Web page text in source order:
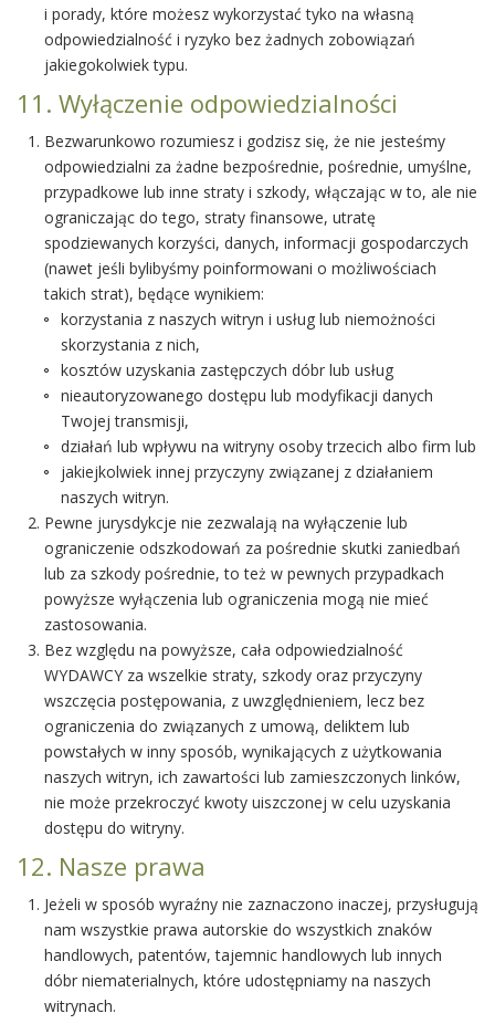
i porady, które możesz wykorzystać tyko na własną
odpowiedzialność i ryzyko bez żadnych zobowiązań
jakiegokolwiek typu.
11. Wyłączenie odpowiedzialności
Bezwarunkowo rozumiesz i godzisz się, że nie jesteśmy
odpowiedzialni za żadne bezpośrednie, pośrednie, umyślne,
przypadkowe lub inne straty i szkody, włączając w to, ale nie
ograniczając do tego, straty finansowe, utratę
spodziewanych korzyści, danych, informacji gospodarczych
(nawet jeśli bylibyśmy poinformowani o możliwościach
takich strat), będące wynikiem:
korzystania z naszych witryn i usług lub niemożności
skorzystania z nich,
kosztów uzyskania zastępczych dóbr lub usług
nieautoryzowanego dostępu lub modyfikacji danych
Twojej transmisji,
działań lub wpływu na witryny osoby trzecich albo firm lub
jakiejkolwiek innej przyczyny związanej z działaniem
naszych witryn.
Pewne jurysdykcje nie zezwalają na wyłączenie lub
ograniczenie odszkodowań za pośrednie skutki zaniedbań
lub za szkody pośrednie, to też w pewnych przypadkach
powyższe wyłączenia lub ograniczenia mogą nie mieć
zastosowania.
Bez względu na powyższe, cała odpowiedzialność
WYDAWCY za wszelkie straty, szkody oraz przyczyny
wszczęcia postępowania, z uwzględnieniem, lecz bez
ograniczenia do związanych z umową, deliktem lub
powstałych w inny sposób, wynikających z użytkowania
naszych witryn, ich zawartości lub zamieszczonych linków,
nie może przekroczyć kwoty uiszczonej w celu uzyskania
dostępu do witryny.
12. Nasze prawa
Jeżeli w sposób wyraźny nie zaznaczono inaczej, przysługują
nam wszystkie prawa autorskie do wszystkich znaków
handlowych, patentów, tajemnic handlowych lub innych
dóbr niematerialnych, które udostępniamy na naszych
witrynach.